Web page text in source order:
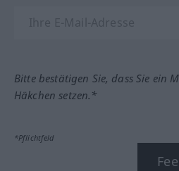
Bitte bestätigen Sie, dass Sie ein
Häkchen setzen.*
*Pflichtfeld